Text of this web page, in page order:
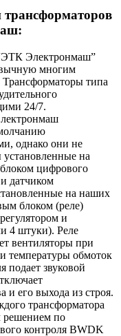
Электронмаш”
многим
типа
24/7.
однако они не
установленные на
цифрового
датчиком
на наших
блоком (реле)
и
4 штуки). Реле
вентиляторы при
температуры обмоток
подает звуковой
и его выхода из строя.
трансформатора
решением по